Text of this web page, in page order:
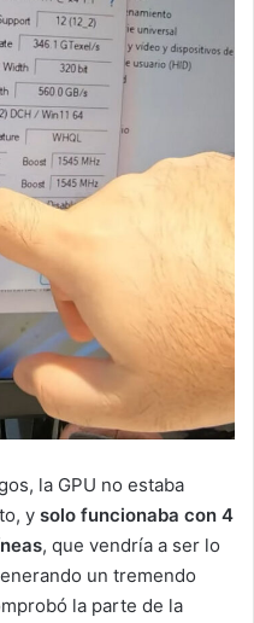
la GPU no estaba
y solo funcionaba con 4
, que vendría a ser lo
un tremendo
la parte de la